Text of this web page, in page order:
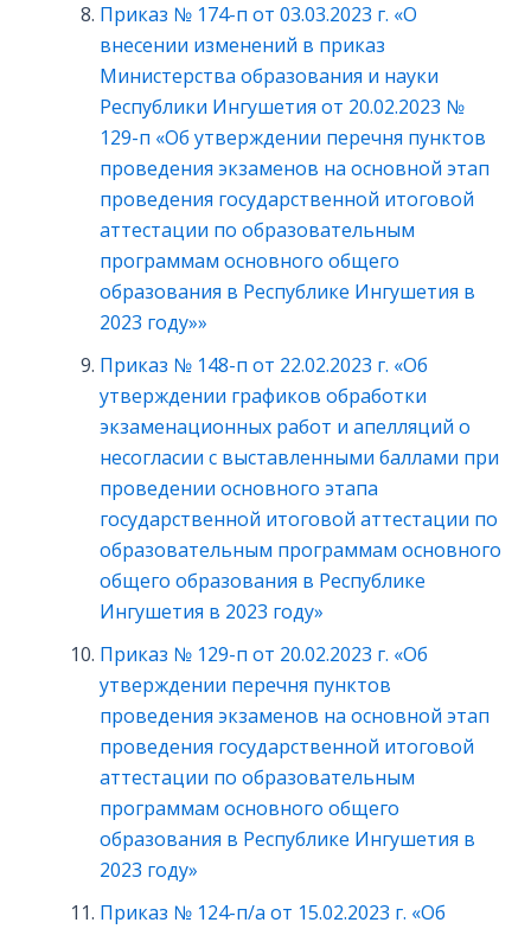
Приказ № 174-п от 03.03.2023 г. «О
внесении изменений в приказ
Министерства образования и науки
Республики Ингушетия от 20.02.2023 №
129-п «Об утверждении перечня пунктов
проведения экзаменов на основной этап
проведения государственной итоговой
аттестации по образовательным
программам основного общего
образования в Республике Ингушетия в
2023 году»»
Приказ № 148-п от 22.02.2023 г. «Об
утверждении графиков обработки
экзаменационных работ и апелляций о
несогласии с выставленными баллами при
проведении основного этапа
государственной итоговой аттестации по
образовательным программам основного
общего образования в Республике
Ингушетия в 2023 году»
Приказ № 129-п от 20.02.2023 г. «Об
утверждении перечня пунктов
проведения экзаменов на основной этап
проведения государственной итоговой
аттестации по образовательным
программам основного общего
образования в Республике Ингушетия в
2023 году»
Приказ № 124-п/а от 15.02.2023 г. «Об